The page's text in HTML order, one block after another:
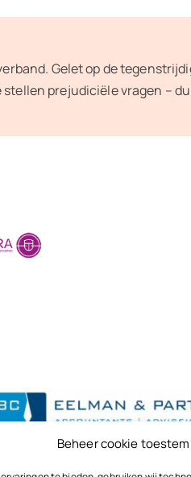
Beheer cookie
Gelet op de
prejudiciële vragen –